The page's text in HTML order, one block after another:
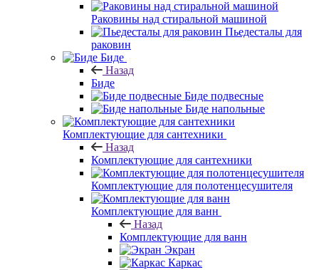
Раковины над стиральной машиной
Пьедесталы для
раковин
Биде
Назад
Биде
Биде подвесные
Биде напольные
Комплектующие для сантехники
Назад
Комплектующие для сантехники
Комплектующие для полотенцесушителя
Комплектующие для ванн
Назад
Комплектующие для ванн
Экран
Каркас